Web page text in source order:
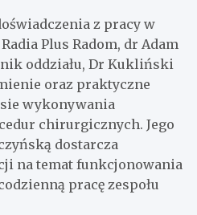
z pracy w
Plus Radom, dr Adam
oddziału, Dr Kukliński
oraz praktyczne
wykonywania
chirurgicznych. Jego
dostarcza
na temat funkcjonowania
pracę zespołu